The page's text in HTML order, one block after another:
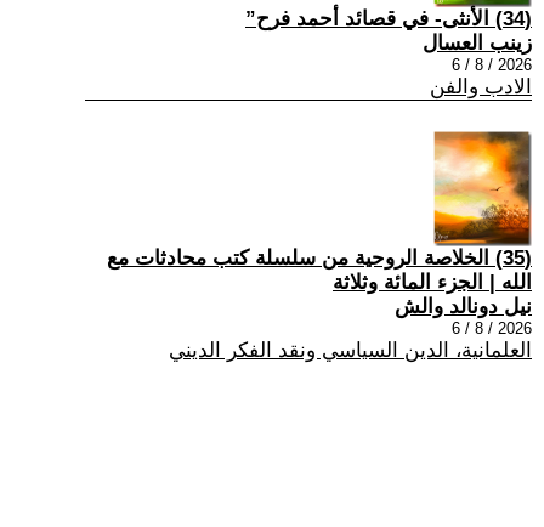
(34) الأنثى- في قصائد أحمد فرح”
زينب العسال
2026 / 8 / 6
الادب والفن
(35) الخلاصة الروحية من سلسلة كتب محادثات مع
الله | الجزء المائة وثلاثة
نيل دونالد والش
2026 / 8 / 6
العلمانية، الدين السياسي ونقد الفكر الديني